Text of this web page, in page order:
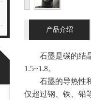
产品介绍
石墨是碳的结晶
1.5~1.8。
石墨的导热性和
仅超过钢、铁、铅